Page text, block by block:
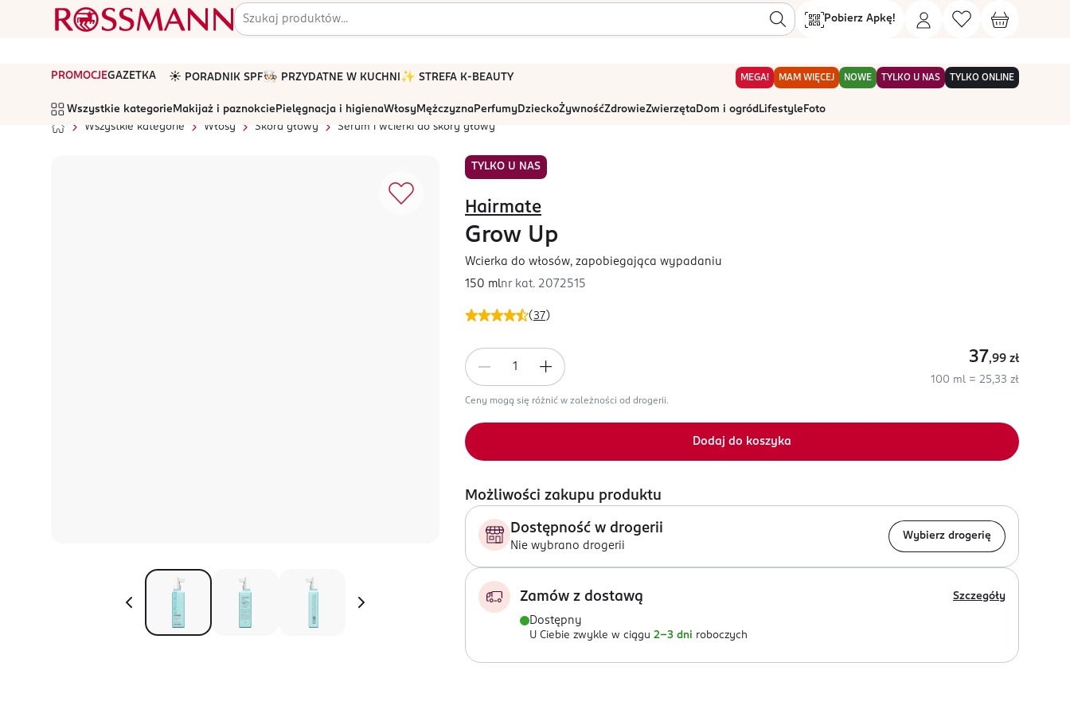
Pobierz Apkę!
PROMOCJEGAZETKA ☀️ PORADNIK SPF🧑🏻‍🍳 PRZYDATNE W KUCHNI ✨ STREFA K-BEAUTY MEGA! MAM WIĘCEJ NOWE TYLKO U NAS TYLKO ONLINE
Wszystkie kategorie Makijaż i paznokcie Pielęgnacja i higienaWłosyMężczyznaPerfumyDzieckoŻywnośćZdrowieZwierzętaDom i ogród Lifestyle Foto
Wszystkie kategorie
Włosy Skóra głowy Serum i wcierki do skóry głowy
TYLKO U NAS
(37)
Hairmate
Grow Up
Wcierka do włosów, zapobiegająca wypadaniu
150 mlnr kat. 2072515
37,99 zł
100 ml = 25,33 zł
Ceny mogą się różnić w zależności od drogerii.
Dodaj do koszyka
Możliwości zakupu produktu
Dostępność w drogerii
Nie wybrano drogerii
Wybierz drogerię
Zamów z dostawą Szczegóły
Dostępny
U Ciebie zwykle w ciągu 2-3 dni roboczych